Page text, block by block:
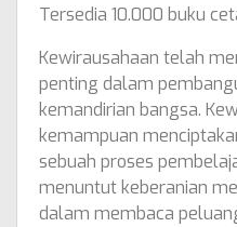
Tersedia 10.000 buku
Kewirausahaan telah
penting dalam
kemandirian bangsa.
kemampuan
sebuah proses
menuntut keberanian
dalam membaca